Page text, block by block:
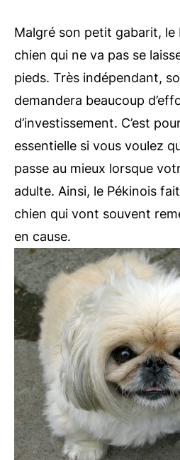
Malgré son petit gabarit, le
chien qui ne va pas se
pieds. Très indépendant,
demandera beaucoup
d’investissement. C’est
essentielle si vous voulez
passe au mieux lorsque
adulte. Ainsi, le Pékinois
chien qui vont souvent
en cause.